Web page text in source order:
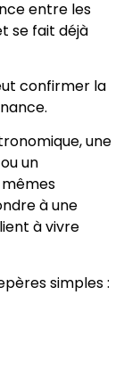
entre les
se fait déjà
confirmer la
une
un
à une
à vivre
simples :